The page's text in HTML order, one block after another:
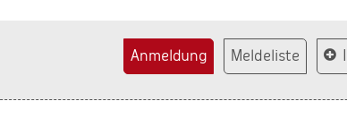
Anmeldung Meldeliste